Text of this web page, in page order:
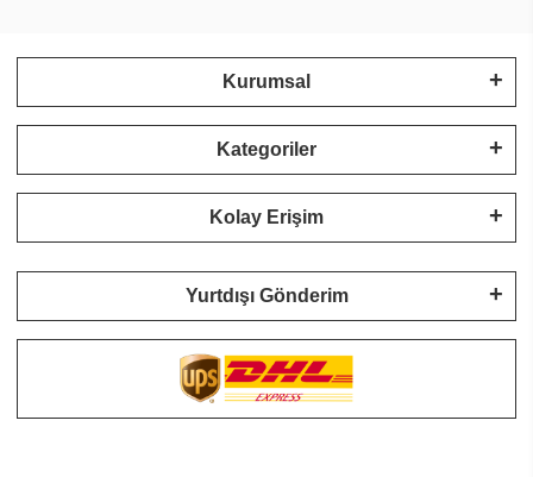
Kurumsal
Kategoriler
Kolay Erişim
Yurtdışı Gönderim